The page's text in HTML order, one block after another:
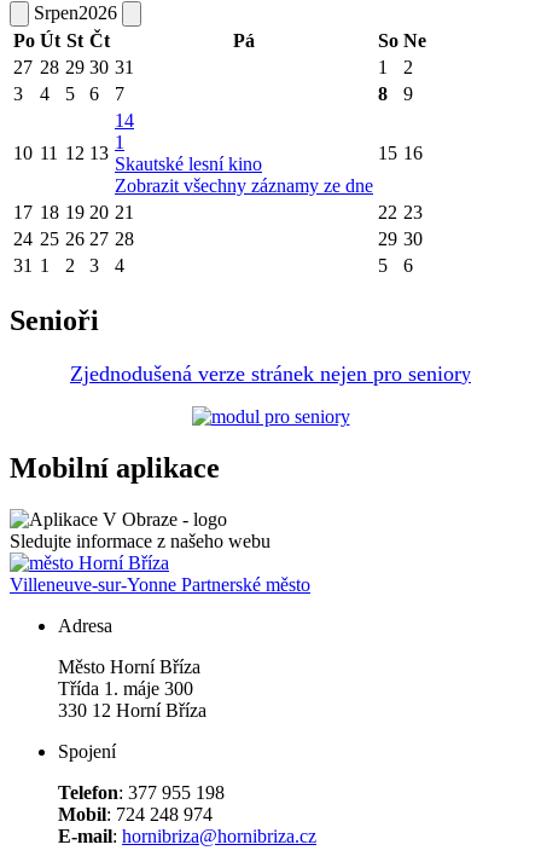
Srpen2026
Po Út St Čt Pá So Ne
27 28 29 30 31 1
2
3
4 5 6 7 8 9
10 11 12 13
14
1
Skautské lesní kino
Zobrazit všechny záznamy ze dne
15 16
17 18 19 20 21 22 23
24 25 26 27 28 29 30
31 1 2 3 4 5 6
Senioři
Zjednodušená verze stránek nejen pro seniory
Mobilní aplikace
Sledujte informace z našeho webu
Villeneuve-sur-Yonne Partnerské město
Adresa
Město Horní Bříza
Třída 1. máje 300
330 12 Horní Bříza
Spojení
Telefon: 377 955 198
Mobil: 724 248 974
E-mail: hornibriza@hornibriza.cz